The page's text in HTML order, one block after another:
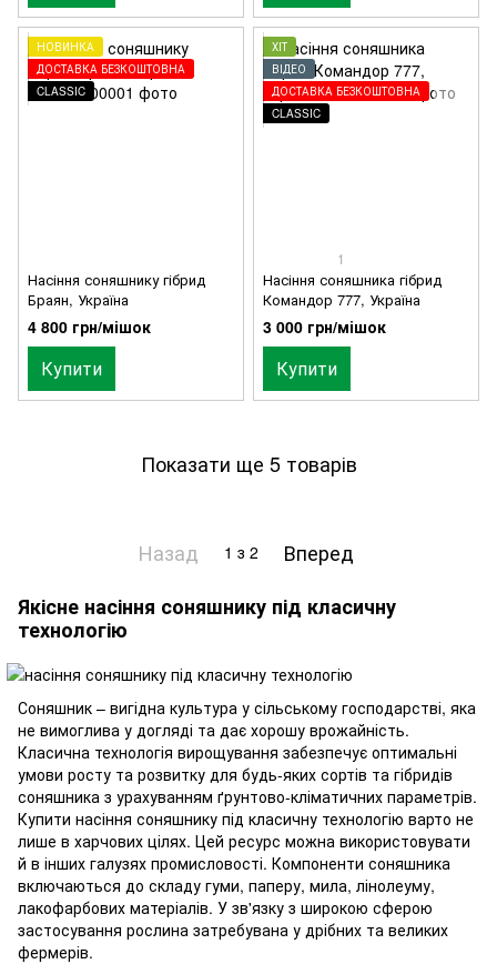
НОВИНКА
ДОСТАВКА БЕЗКОШТОВНА
CLASSIC
Насіння соняшнику гібрид
Браян, Україна
4 800 грн/мішок
Купити
ХІТ
ВІДЕО
ДОСТАВКА БЕЗКОШТОВНА
CLASSIC
1
Насіння соняшника гібрид
Командор 777, Україна
3 000 грн/мішок
Купити
Показати ще 5 товарів
Назад 1 з 2
Вперед
Якісне насіння соняшнику під класичну
технологію
Соняшник – вигідна культура у сільському господарстві, яка
не вимоглива у догляді та дає хорошу врожайність.
Класична технологія вирощування забезпечує оптимальні
умови росту та розвитку для будь-яких сортів та гібридів
соняшника з урахуванням ґрунтово-кліматичних параметрів.
Купити насіння соняшнику під класичну технологію варто не
лише в харчових цілях. Цей ресурс можна використовувати
й в інших галузях промисловості. Компоненти соняшника
включаються до складу гуми, паперу, мила, лінолеуму,
лакофарбових матеріалів. У зв'язку з широкою сферою
застосування рослина затребувана у дрібних та великих
фермерів.